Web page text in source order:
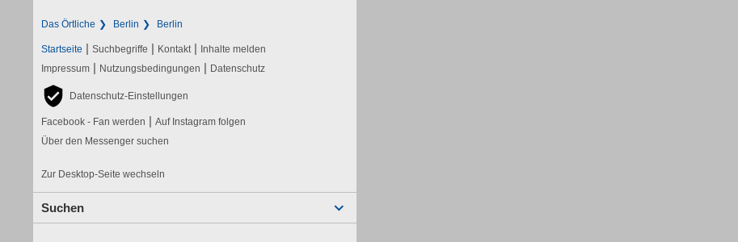
Das Örtliche Berlin Berlin
Startseite | Suchbegriffe | Kontakt | Inhalte melden
Impressum | Nutzungsbedingungen | Datenschutz
Datenschutz-Einstellungen
Facebook - Fan werden | Auf Instagram folgen
Über den Messenger suchen
Zur Desktop-Seite wechseln
Suchen